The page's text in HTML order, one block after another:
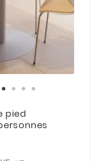
pied